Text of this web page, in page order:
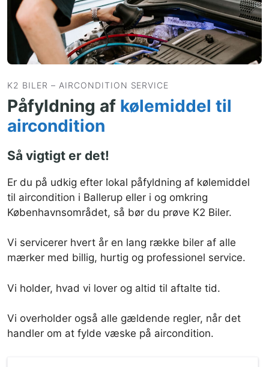
K2 BILER – AIRCONDITION SERVICE
Påfyldning af kølemiddel til
aircondition
Så vigtigt er det!
Er du på udkig efter lokal påfyldning af kølemiddel
til aircondition i Ballerup eller i og omkring
Københavnsområdet, så bør du prøve K2 Biler.
Vi servicerer hvert år en lang række biler af alle
mærker med billig, hurtig og professionel service.
Vi holder, hvad vi lover og altid til aftalte tid.
Vi overholder også alle gældende regler, når det
handler om at fylde væske på aircondition.